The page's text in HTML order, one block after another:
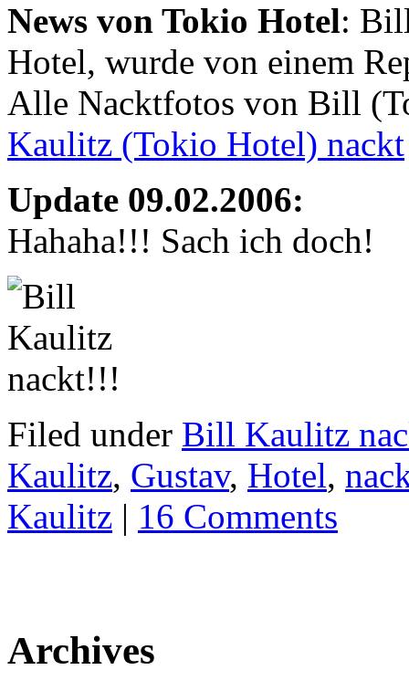
News von Tokio Hotel:
Hotel, wurde von einem
Alle Nacktfotos von Bill
Kaulitz (Tokio Hotel) nackt
Update 09.02.2006:
Hahaha!!! Sach ich doch!
Filed under Bill Kaulitz
Kaulitz, Gustav, Hotel,
Kaulitz | 16 Comments
Archives